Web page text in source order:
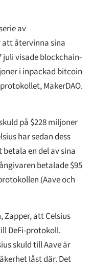
av
återvinna sina
juli visade blockchain-
i inpackad bitcoin
MakerDAO.
på $228 miljoner
har sedan dess
en del av sina
betalade $95
(Aave och
att Celsius
DeFi-protokoll.
skuld till Aave är
låst där. Det